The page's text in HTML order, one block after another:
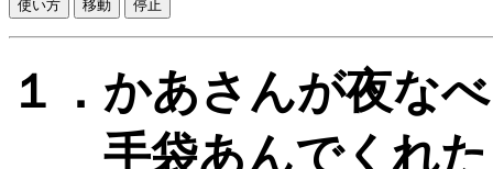
１．かあさんが夜な
手袋あんでくれた